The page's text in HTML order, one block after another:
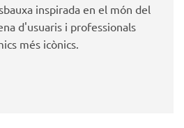
inspirada en el món del
d'usuaris i professionals
més icònics.